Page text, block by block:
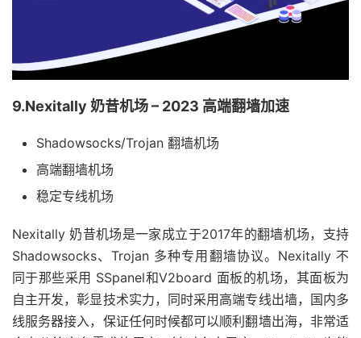
9.Nexitally 奶昔机场 – 2023 高端翻墙加速
Shadowsocks/Trojan 翻墙机场
高端翻墙机场
稳定专线机场
Nexitally 奶昔机场是一家成立于2017年的翻墙机场，支持
Shadowsocks、Trojan 多种专用翻墙协议。Nexitally 不
同于那些采用 SSpanel和V2board 面板的机场，其面板为
自主开发，彰显技术实力，同时采用高端专线出墙，国内多
线服务器接入，保证任何时候都可以顺利翻墙出海，非常适